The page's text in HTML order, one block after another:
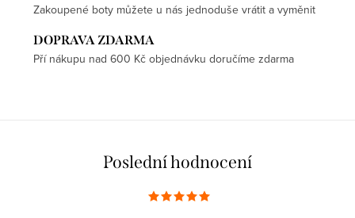
Zakoupené boty můžete u nás jednoduše vrátit a vyměnit
DOPRAVA ZDARMA
Pří nákupu nad 600 Kč objednávku doručíme zdarma
Poslední hodnocení